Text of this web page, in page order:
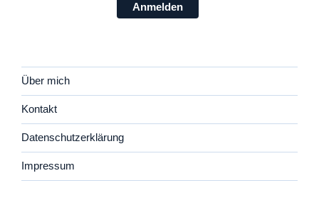
Anmelden
Über mich
Kontakt
Datenschutzerklärung
Impressum